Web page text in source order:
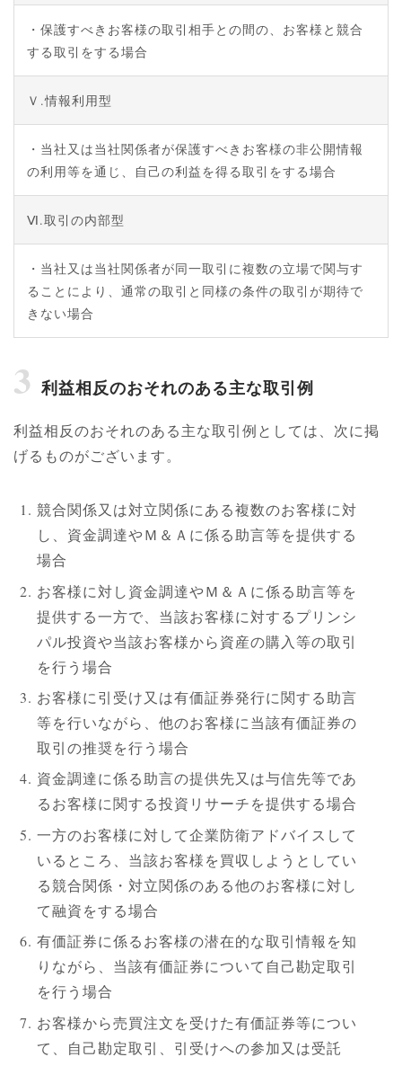
・保護すべきお客様の取引相手との間の、お客様と競合
する取引をする場合
Ｖ.情報利用型
・当社又は当社関係者が保護すべきお客様の非公開情報
の利用等を通じ、自己の利益を得る取引をする場合
Ⅵ.取引の内部型
・当社又は当社関係者が同一取引に複数の立場で関与す
ることにより、通常の取引と同様の条件の取引が期待で
きない場合
3 利益相反のおそれのある主な取引例
利益相反のおそれのある主な取引例としては、次に掲
げるものがございます。
競合関係又は対立関係にある複数のお客様に対
し、資金調達やＭ＆Ａに係る助言等を提供する
場合
お客様に対し資金調達やＭ＆Ａに係る助言等を
提供する一方で、当該お客様に対するプリンシ
パル投資や当該お客様から資産の購入等の取引
を行う場合
お客様に引受け又は有価証券発行に関する助言
等を行いながら、他のお客様に当該有価証券の
取引の推奨を行う場合
資金調達に係る助言の提供先又は与信先等であ
るお客様に関する投資リサーチを提供する場合
一方のお客様に対して企業防衛アドバイスして
いるところ、当該お客様を買収しようとしてい
る競合関係・対立関係のある他のお客様に対し
て融資をする場合
有価証券に係るお客様の潜在的な取引情報を知
りながら、当該有価証券について自己勘定取引
を行う場合
お客様から売買注文を受けた有価証券等につい
て、自己勘定取引、引受けへの参加又は受託